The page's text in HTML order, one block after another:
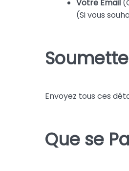
Votre Email
(Si vous
Envoyez tous ces
Que se